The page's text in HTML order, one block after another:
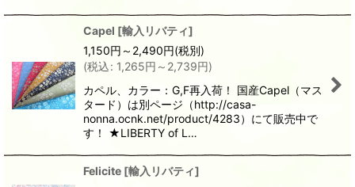
Capel [輸入リバティ]
1,150円 ～2,490円(税別)
(税込: 1,265円 ～2,739円)
カペル、カラー：G,F再入荷！ 国産Capel（マス
タード）は別ページ（http://casa-
nonna.ocnk.net/product/4283）にて販売中で
す！ ★LIBERTY of L…
Felicite [輸入リバティ]